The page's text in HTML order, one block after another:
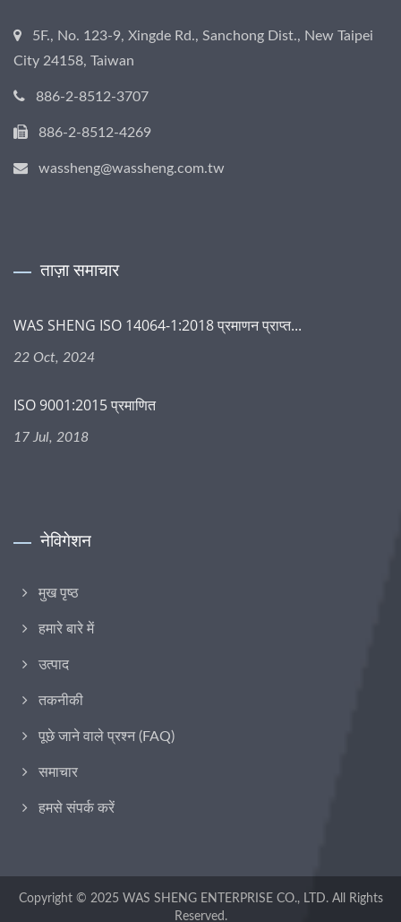
5F., No. 123-9, Xingde Rd., Sanchong Dist., New Taipei
City 24158, Taiwan
886-2-8512-3707
886-2-8512-4269
wassheng@wassheng.com.tw
ताज़ा समाचार
WAS SHENG ISO 14064-1:2018 प्रमाणन प्राप्त...
22 Oct, 2024
ISO 9001:2015 प्रमाणित
17 Jul, 2018
नेविगेशन
मुख पृष्ठ
हमारे बारे में
उत्पाद
तकनीकी
पूछे जाने वाले प्रश्न (FAQ)
समाचार
हमसे संपर्क करें
Copyright © 2025 WAS SHENG ENTERPRISE CO., LTD.All Rights
Reserved.